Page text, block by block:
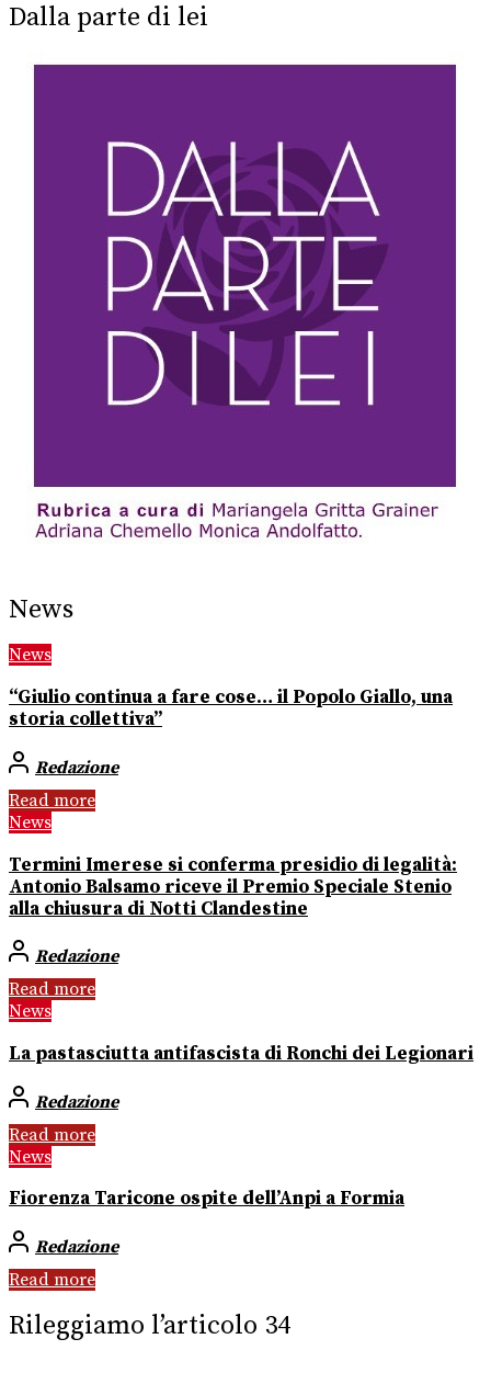
Dalla parte di lei
News
News
“Giulio continua a fare cose… il Popolo Giallo, una
storia collettiva”
Redazione
Read more
News
Termini Imerese si conferma presidio di legalità:
Antonio Balsamo riceve il Premio Speciale Stenio
alla chiusura di Notti Clandestine
Redazione
Read more
News
La pastasciutta antifascista di Ronchi dei Legionari
Redazione
Read more
News
Fiorenza Taricone ospite dell’Anpi a Formia
Redazione
Read more
Rileggiamo l’articolo 34